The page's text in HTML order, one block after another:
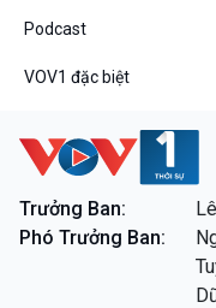
Podcast
VOV1 đặc biệt
Trưởng Ban:
Phó Trưởng Ban: